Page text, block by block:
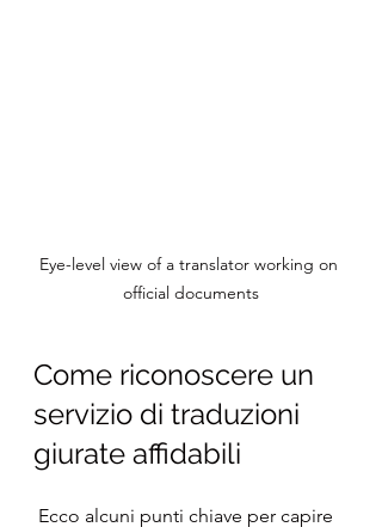
Eye-level view of a translator working on
official documents
Come riconoscere un
servizio di traduzioni
giurate affidabili